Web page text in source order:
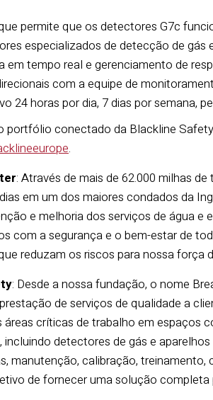
permite que os detectores G7c
especializados de detecção de gás
em tempo real e gerenciamento de
com a equipe de
24 horas por dia, 7 dias por semana,
portfólio conectado da Blackline
.
: Através de mais de 62.000 milhas
em um dos maiores condados da
e melhoria dos serviços de água
com a segurança e o bem-estar de
reduzam os riscos para nossa força
: Desde a nossa fundação, o nome
de serviços de qualidade a
áreas críticas de trabalho em
detectores de gás e
manutenção, calibração,
de fornecer uma solução